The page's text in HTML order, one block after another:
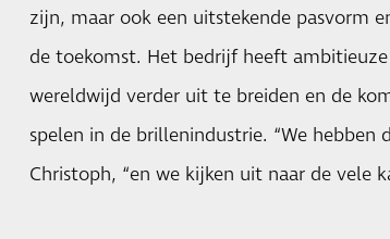
zijn, maar ook een uitstekende pasvorm
de toekomst. Het bedrijf heeft
wereldwijd verder uit te breiden en de
spelen in de brillenindustrie. “We
Christoph, “en we kijken uit naar de vele